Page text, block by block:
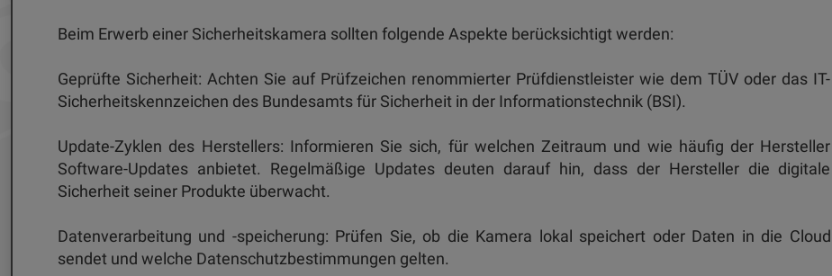
Beim Erwerb einer Sicherheitskamera sollten folgende Aspekte berücksichtigt werden:
Geprüfte Sicherheit: Achten Sie auf Prüfzeichen renommierter Prüfdienstleister wie dem TÜV oder das IT-
Sicherheitskennzeichen des Bundesamts für Sicherheit in der Informationstechnik (BSI).
Update-Zyklen des Herstellers: Informieren Sie sich, für welchen Zeitraum und wie häufig der Hersteller
Software-Updates anbietet. Regelmäßige Updates deuten darauf hin, dass der Hersteller die digitale
Sicherheit seiner Produkte überwacht.
Datenverarbeitung und -speicherung: Prüfen Sie, ob die Kamera lokal speichert oder Daten in die Cloud
sendet und welche Datenschutzbestimmungen gelten.